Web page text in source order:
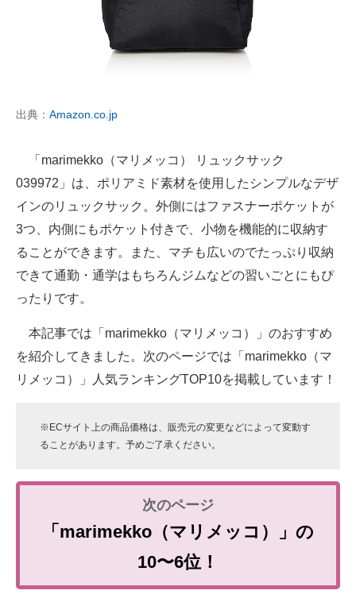
出典： Amazon.co.jp
「marimekko（マリメッコ） リュックサック
039972」は、ポリアミド素材を使用したシンプルなデザ
インのリュックサック。外側にはファスナーポケットが
3つ、内側にもポケット付きで、小物を機能的に収納す
ることができます。また、マチも広いのでたっぷり収納
できて通勤・通学はもちろんジムなどの習いごとにもぴ
ったりです。
本記事では「marimekko（マリメッコ）」のおすすめ
を紹介してきました。次のページでは「marimekko（マ
リメッコ）」人気ランキングTOP10を掲載しています！
※ECサイト上の商品価格は、販売元の変更などによって変動す
ることがあります。予めご了承ください。
「marimekko（マリメッコ）」の
10〜6位！